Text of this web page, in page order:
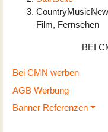
Film, Fernsehen
BEI
Bei CMN werben
AGB Werbung
Banner Referenzen